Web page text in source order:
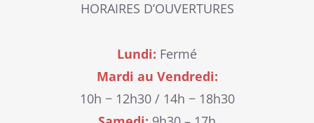
HORAIRES D’OUVERTURES
Lundi: Fermé
Mardi au Vendredi:
10h − 12h30 / 14h − 18h30